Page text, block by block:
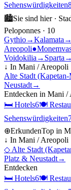
Sehenswürdigkeiten
🏙Sie sind hier ·
Peloponnes · 10
Gythio→Kalamata →
Areopoli●
Voidokilia → Sparta →
↓ In Mani / Areopoli
Alte Stadt (Kapetan-
Neustadt→
Entdecken in Mani /
🛏 Hotels6🍽
Sehenswürdigkeiten
⊕ErkundenTop in
↓ In Mani / Areopoli
◇ Alte Stadt
Platz & Neustadt→
Entdecken
🛏 Hotels6🍽